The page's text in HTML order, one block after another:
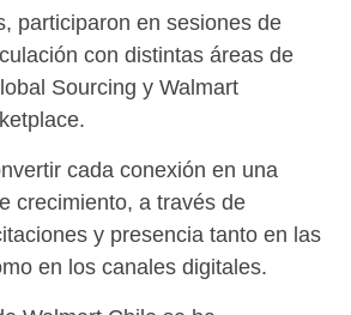
participaron en sesiones de
con distintas áreas de
Sourcing y Walmart
cada conexión en una
crecimiento, a través de
y presencia tanto en las
en los canales digitales.